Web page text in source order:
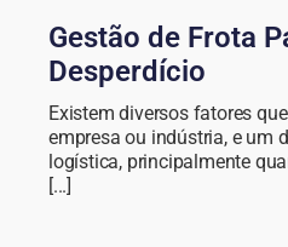
Gestão de Frota
Desperdício
Existem diversos fatores
empresa ou indústria, e um
logística, principalmente
[...]